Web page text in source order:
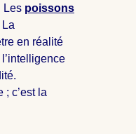
Les poissons
La
en réalité
; c’est la